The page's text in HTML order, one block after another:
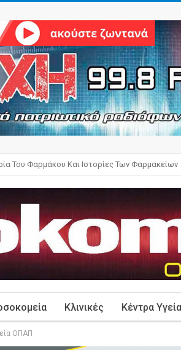
Του Φαρμάκου Και Ιστορίες Των Φαρμακείων
Κλινικές Κέντρα
ΟΠΑΠ